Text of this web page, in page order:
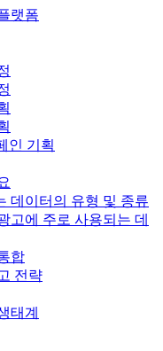
랫폼
인 기획
데이터의 유형 및 종류
고에 주로 사용되는 데
합
전략
태계